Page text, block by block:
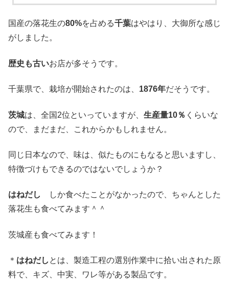
国産の落花生の80%を占める千葉はやはり、大御所な感じ
がしました。
歴史も古いお店が多そうです。
千葉県で、栽培が開始されたのは、 1876年だそうです。
茨城は、全国2位といっていますが、 生産量10％ くらいな
ので、まだまだ、これからかもしれません。
同じ日本なので、味は、似たものにもなると思いますし、
特徴づけもできるのではないでしょうか？
はねだし
しか食べたことがなかったので、ちゃんとした
落花生も食べてみます＾＾
茨城産も食べてみます！
＊ はねだし とは、製造工程の選別作業中に拾い出された原
料で、キズ、中実、ワレ等がある製品です。